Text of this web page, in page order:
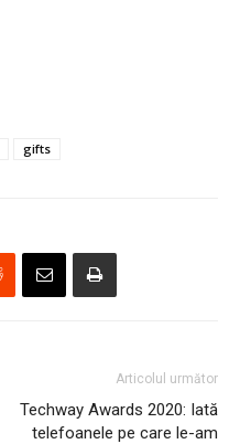
gifts
Articolul următor
Techway Awards 2020: Iată
telefoanele pe care le-am